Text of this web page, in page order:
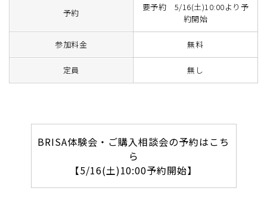
予約
要予約 5/16(土)10:00より予
約開始
参加料金 無料
定員 無し
BRISA体験会・ご購入相談会の予約はこち
ら
【5/16(土)10:00予約開始】